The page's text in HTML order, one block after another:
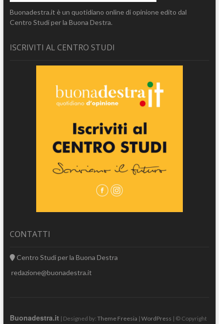
Buonadestra.it è un quotidiano online di opinione edito dal
Centro Studi per la Buona Destra.
ISCRIVITI AL CENTRO STUDI
CONTATTI
Centro Studi per la Buona Destra
redazione@buonadestra.it
Buonadestra.it | Designed by: Theme Freesia | WordPress | © Copyright